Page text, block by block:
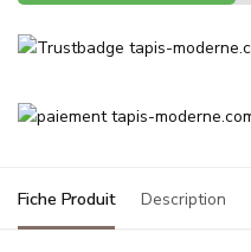
Fiche Produit Description